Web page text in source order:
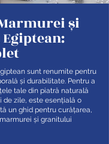
și
sunt renumite pentru
și durabilitate. Pentru a
tale din piatră naturală
zile, este esențială o
un ghid pentru curățarea,
și granitului